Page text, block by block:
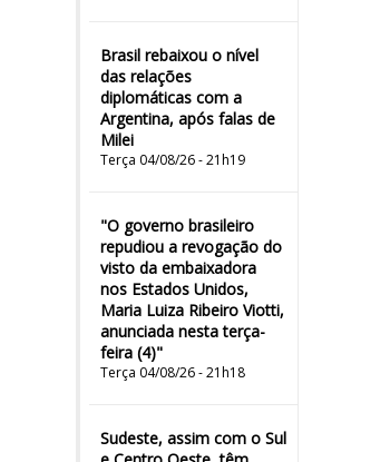
Brasil rebaixou o nível
das relações
diplomáticas com a
Argentina, após falas de
Milei
Terça 04/08/26 - 21h19
"O governo brasileiro
repudiou a revogação do
visto da embaixadora
nos Estados Unidos,
Maria Luiza Ribeiro Viotti,
anunciada nesta terça-
feira (4)"
Terça 04/08/26 - 21h18
Sudeste, assim com o Sul